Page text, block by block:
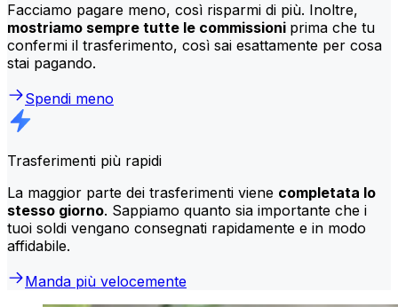
Facciamo pagare meno, così risparmi di più. Inoltre,
mostriamo sempre tutte le commissioni prima che tu
confermi il trasferimento, così sai esattamente per cosa
stai pagando.
Spendi meno
Trasferimenti più rapidi
La maggior parte dei trasferimenti viene completata lo
stesso giorno. Sappiamo quanto sia importante che i
tuoi soldi vengano consegnati rapidamente e in modo
affidabile.
Manda più velocemente